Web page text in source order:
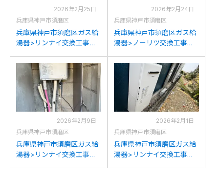
2026年2月25日
兵庫県神戸市須磨区
兵庫県神戸市須磨区ガス給
湯器>リンナイ交換工事施
K2400SAW2-6からリンナ
イRUFH-E2408SAW2-6へ
の交換
2026年2月24日
兵庫県神戸市須磨区
兵庫県神戸市須磨区ガス給
湯器>ノーリツ交換工事施
C2052SAWXからノーリツ
GT-C2072SAW BLへの交
2026年2月9日
兵庫県神戸市須磨区
兵庫県神戸市須磨区ガス給
湯器>リンナイ交換工事施
2026年2月1日
兵庫県神戸市須磨区
兵庫県神戸市須磨区ガス給
湯器>リンナイ交換工事施